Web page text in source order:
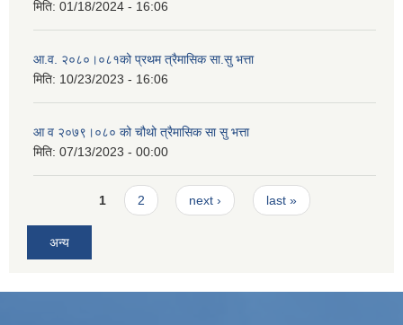
मिति: 01/18/2024 - 16:06
आ.व. २०८०।०८१को प्रथम त्रैमासिक सा.सु भत्ता
मिति: 10/23/2023 - 16:06
आ व २०७९।०८० को चौथो त्रैमासिक सा सु भत्ता
मिति: 07/13/2023 - 00:00
Pages1 2 next › last »
अन्य